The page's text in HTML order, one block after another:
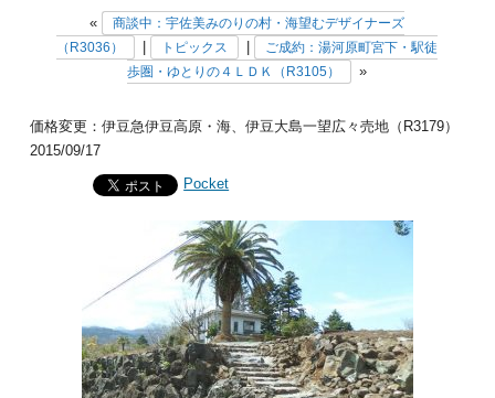
«
商談中：宇佐美みのりの村・海望むデザイナーズ
（R3036）
トピックス
ご成約：湯河原町宮下・駅徒
歩圏・ゆとりの４ＬＤＫ（R3105）
»
価格変更：伊豆急伊豆高原・海、伊豆大島一望広々売地（R3179）
2015/09/17
Pocket